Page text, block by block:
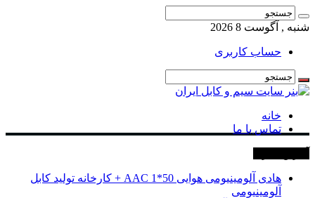
شنبه , آگوست 8 2026
حساب کاربری
خانه
تماس با ما
هادی آلومینیومی هوایی 50*1 AAC + کارخانه تولید کابل
آلومینیومی